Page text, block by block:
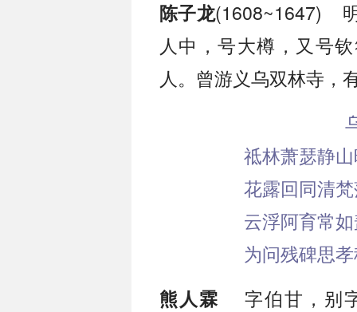
陈子龙(1608~1647)
人中，号大樽，又号
人。曾游义乌双林寺，
祗林萧瑟静
花露回同清
云浮阿育常
为问残碑思
熊人霖 字伯甘，别